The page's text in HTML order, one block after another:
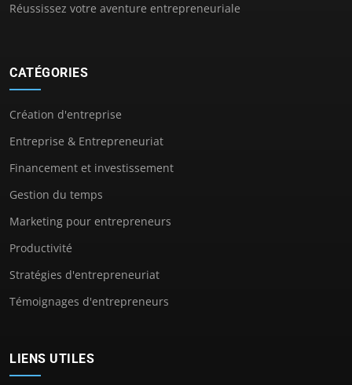
Réussissez votre aventure entrepreneuriale
CATÉGORIES
Création d'entreprise
Entreprise & Entrepreneuriat
Financement et investissement
Gestion du temps
Marketing pour entrepreneurs
Productivité
Stratégies d'entrepreneuriat
Témoignages d'entrepreneurs
LIENS UTILES